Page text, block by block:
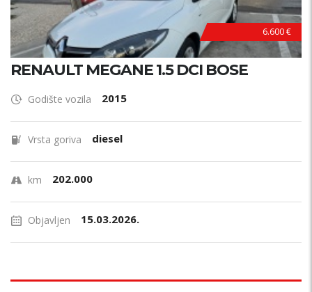
6.600 €
RENAULT MEGANE 1.5 DCI BOSE
Godište vozila 2015
Vrsta goriva diesel
km 202.000
Objavljen 15.03.2026.